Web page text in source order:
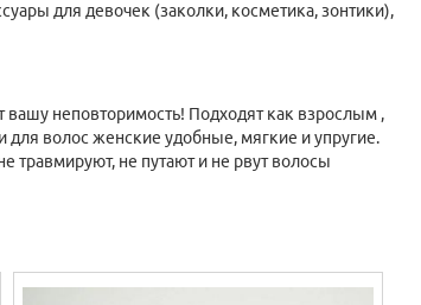
для девочек (заколки, косметика, зонтики),
вашу неповторимость! Подходят как взрослым ,
для волос женские удобные, мягкие и упругие.
травмируют, не путают и не рвут волосы